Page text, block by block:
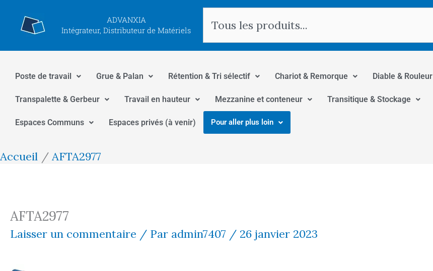
contenu
ADVANXIA
Intégrateur, Distributeur de Matériels
Poste de travail Grue & Palan Rétention & Tri sélectif Chariot & Remorque Diable & Rouleur
Transpalette & Gerbeur Travail en hauteur Mezzanine et conteneur Transitique & Stockage
Espaces Communs Espaces privés (à venir) Pour aller plus loin
Accueil AFTA2977
AFTA2977
Laisser un commentaire / Par admin7407 / 26 janvier 2023